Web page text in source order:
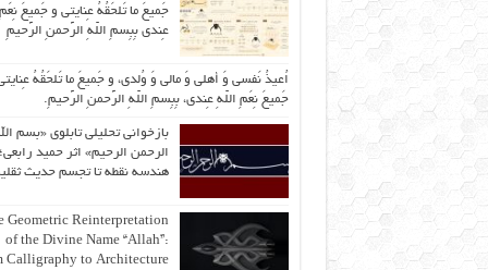
جَمیعَ ما تَلحَقُهُ عِنایتی و جَمیعَ نِعَمِ
عِندی بِبِسمِ اللّهِ الرَّحمنِ الرَّحیمِ
اُعیذُ نَفسی وَ أهلی وَ مالی وَ وُلدی، و جَمیعَ ما تَلحَقُهُ
جَمیعَ نِعَمِ اللّهِ عِندی، بِبِسمِ اللّهِ الرَّحمنِ الرَّحیمِ.
بازخوانی تحلیلی تابلوی «بسم
الرحمن الرحیم» اثر حمید رابعی؛
هندسه نقطه تا تجسم حدیث
Geometric Reinterpretation
of the Divine Name “Allah”:
Calligraphy to Architecture